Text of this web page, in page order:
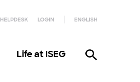
HELPDESK LOGIN ENGLISH
Life at ISEG